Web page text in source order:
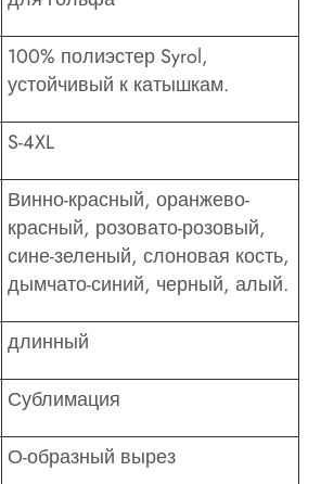
100% полиэстер Syrol,
устойчивый к катышкам.
S-4XL
Винно-красный, оранжево-
красный, розовато-розовый,
сине-зеленый, слоновая кость,
дымчато-синий, черный, алый.
длинный
Сублимация
О-образный вырез